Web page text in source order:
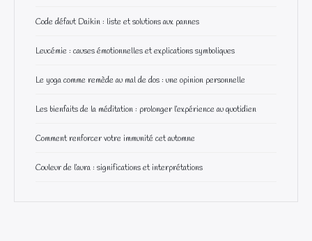
Code défaut Daikin : liste et solutions aux pannes
Leucémie : causes émotionnelles et explications symboliques
Le yoga comme remède au mal de dos : une opinion personnelle
Les bienfaits de la méditation : prolonger l’expérience au quotidien
Comment renforcer votre immunité cet automne
Couleur de l’aura : significations et interprétations